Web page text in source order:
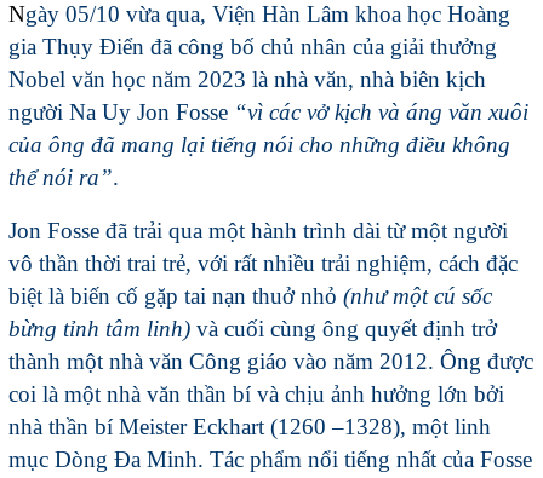
Ngày 05/10 vừa qua, Viện Hàn Lâm khoa học Hoàng
gia Thụy Điển đã công bố chủ nhân của giải thưởng
Nobel văn học năm 2023 là nhà văn, nhà biên kịch
người Na Uy Jon Fosse “vì các vở kịch và áng văn xuôi
của ông đã mang lại tiếng nói cho những điều không
thể nói ra”.
Jon Fosse đã trải qua một hành trình dài từ một người
vô thần thời trai trẻ, với rất nhiều trải nghiệm, cách đặc
biệt là biến cố gặp tai nạn thuở nhỏ (như một cú sốc
bừng tỉnh tâm linh) và cuối cùng ông quyết định trở
thành một nhà văn Công giáo vào năm 2012. Ông được
coi là một nhà văn thần bí và chịu ảnh hưởng lớn bởi
nhà thần bí Meister Eckhart (1260 –1328), một linh
mục Dòng Đa Minh. Tác phẩm nổi tiếng nhất của Fosse